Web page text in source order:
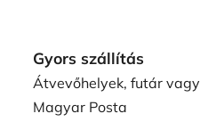
Gyors szállítás
Átvevőhelyek, futár vagy
Magyar Posta